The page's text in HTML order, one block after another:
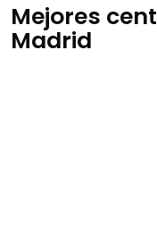
Mejores
Madrid